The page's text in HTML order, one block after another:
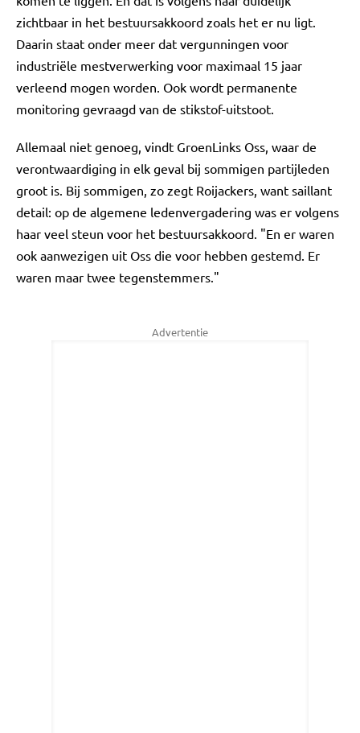
zichtbaar in het bestuursakkoord zoals het er nu ligt.
Daarin staat onder meer dat vergunningen voor
industriële mestverwerking voor maximaal 15 jaar
verleend mogen worden. Ook wordt permanente
monitoring gevraagd van de stikstof-uitstoot.
Allemaal niet genoeg, vindt GroenLinks Oss, waar de
verontwaardiging in elk geval bij sommigen partijleden
groot is. Bij sommigen, zo zegt Roijackers, want saillant
detail: op de algemene ledenvergadering was er volgens
haar veel steun voor het bestuursakkoord. "En er waren
ook aanwezigen uit Oss die voor hebben gestemd. Er
waren maar twee tegenstemmers."
Advertentie